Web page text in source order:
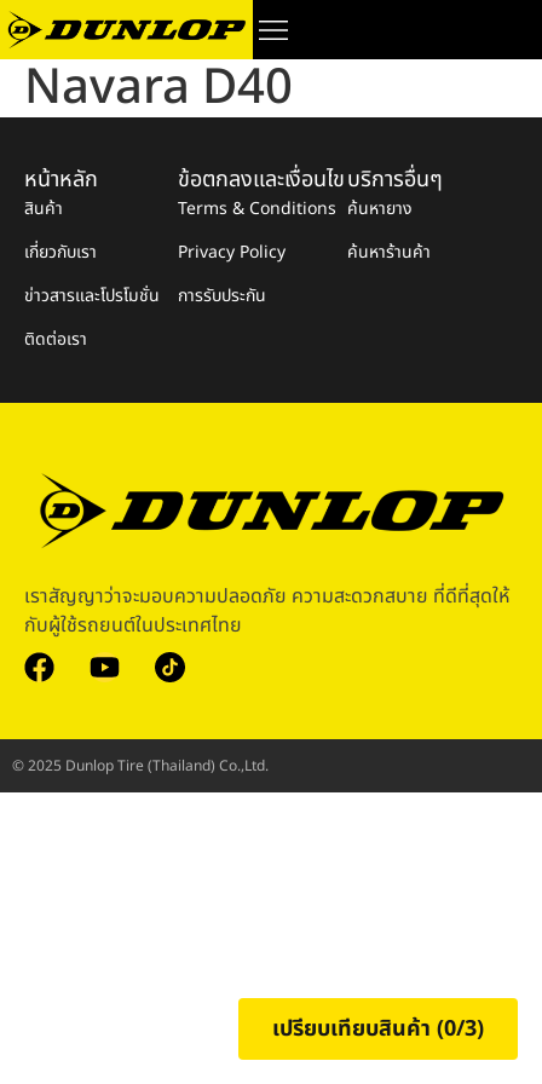
Navara D40
© 2025 Dunlop Tire (Thailand) Co.,Ltd.
เราสัญญาว่าจะมอบความปลอดภัย ความสะดวกสบาย ที่ดีที่สุดให้
กับผู้ใช้รถยนต์ในประเทศไทย
หน้าหลัก
สินค้า
เกี่ยวกับเรา
ข่าวสารและโปรโมชั่น
ติดต่อเรา
ข้อตกลงและเงื่อนไข
Terms & Conditions
Privacy Policy
การรับประกัน
บริการอื่นๆ
ค้นหายาง
ค้นหาร้านค้า
เปรียบเทียบสินค้า (0/3)